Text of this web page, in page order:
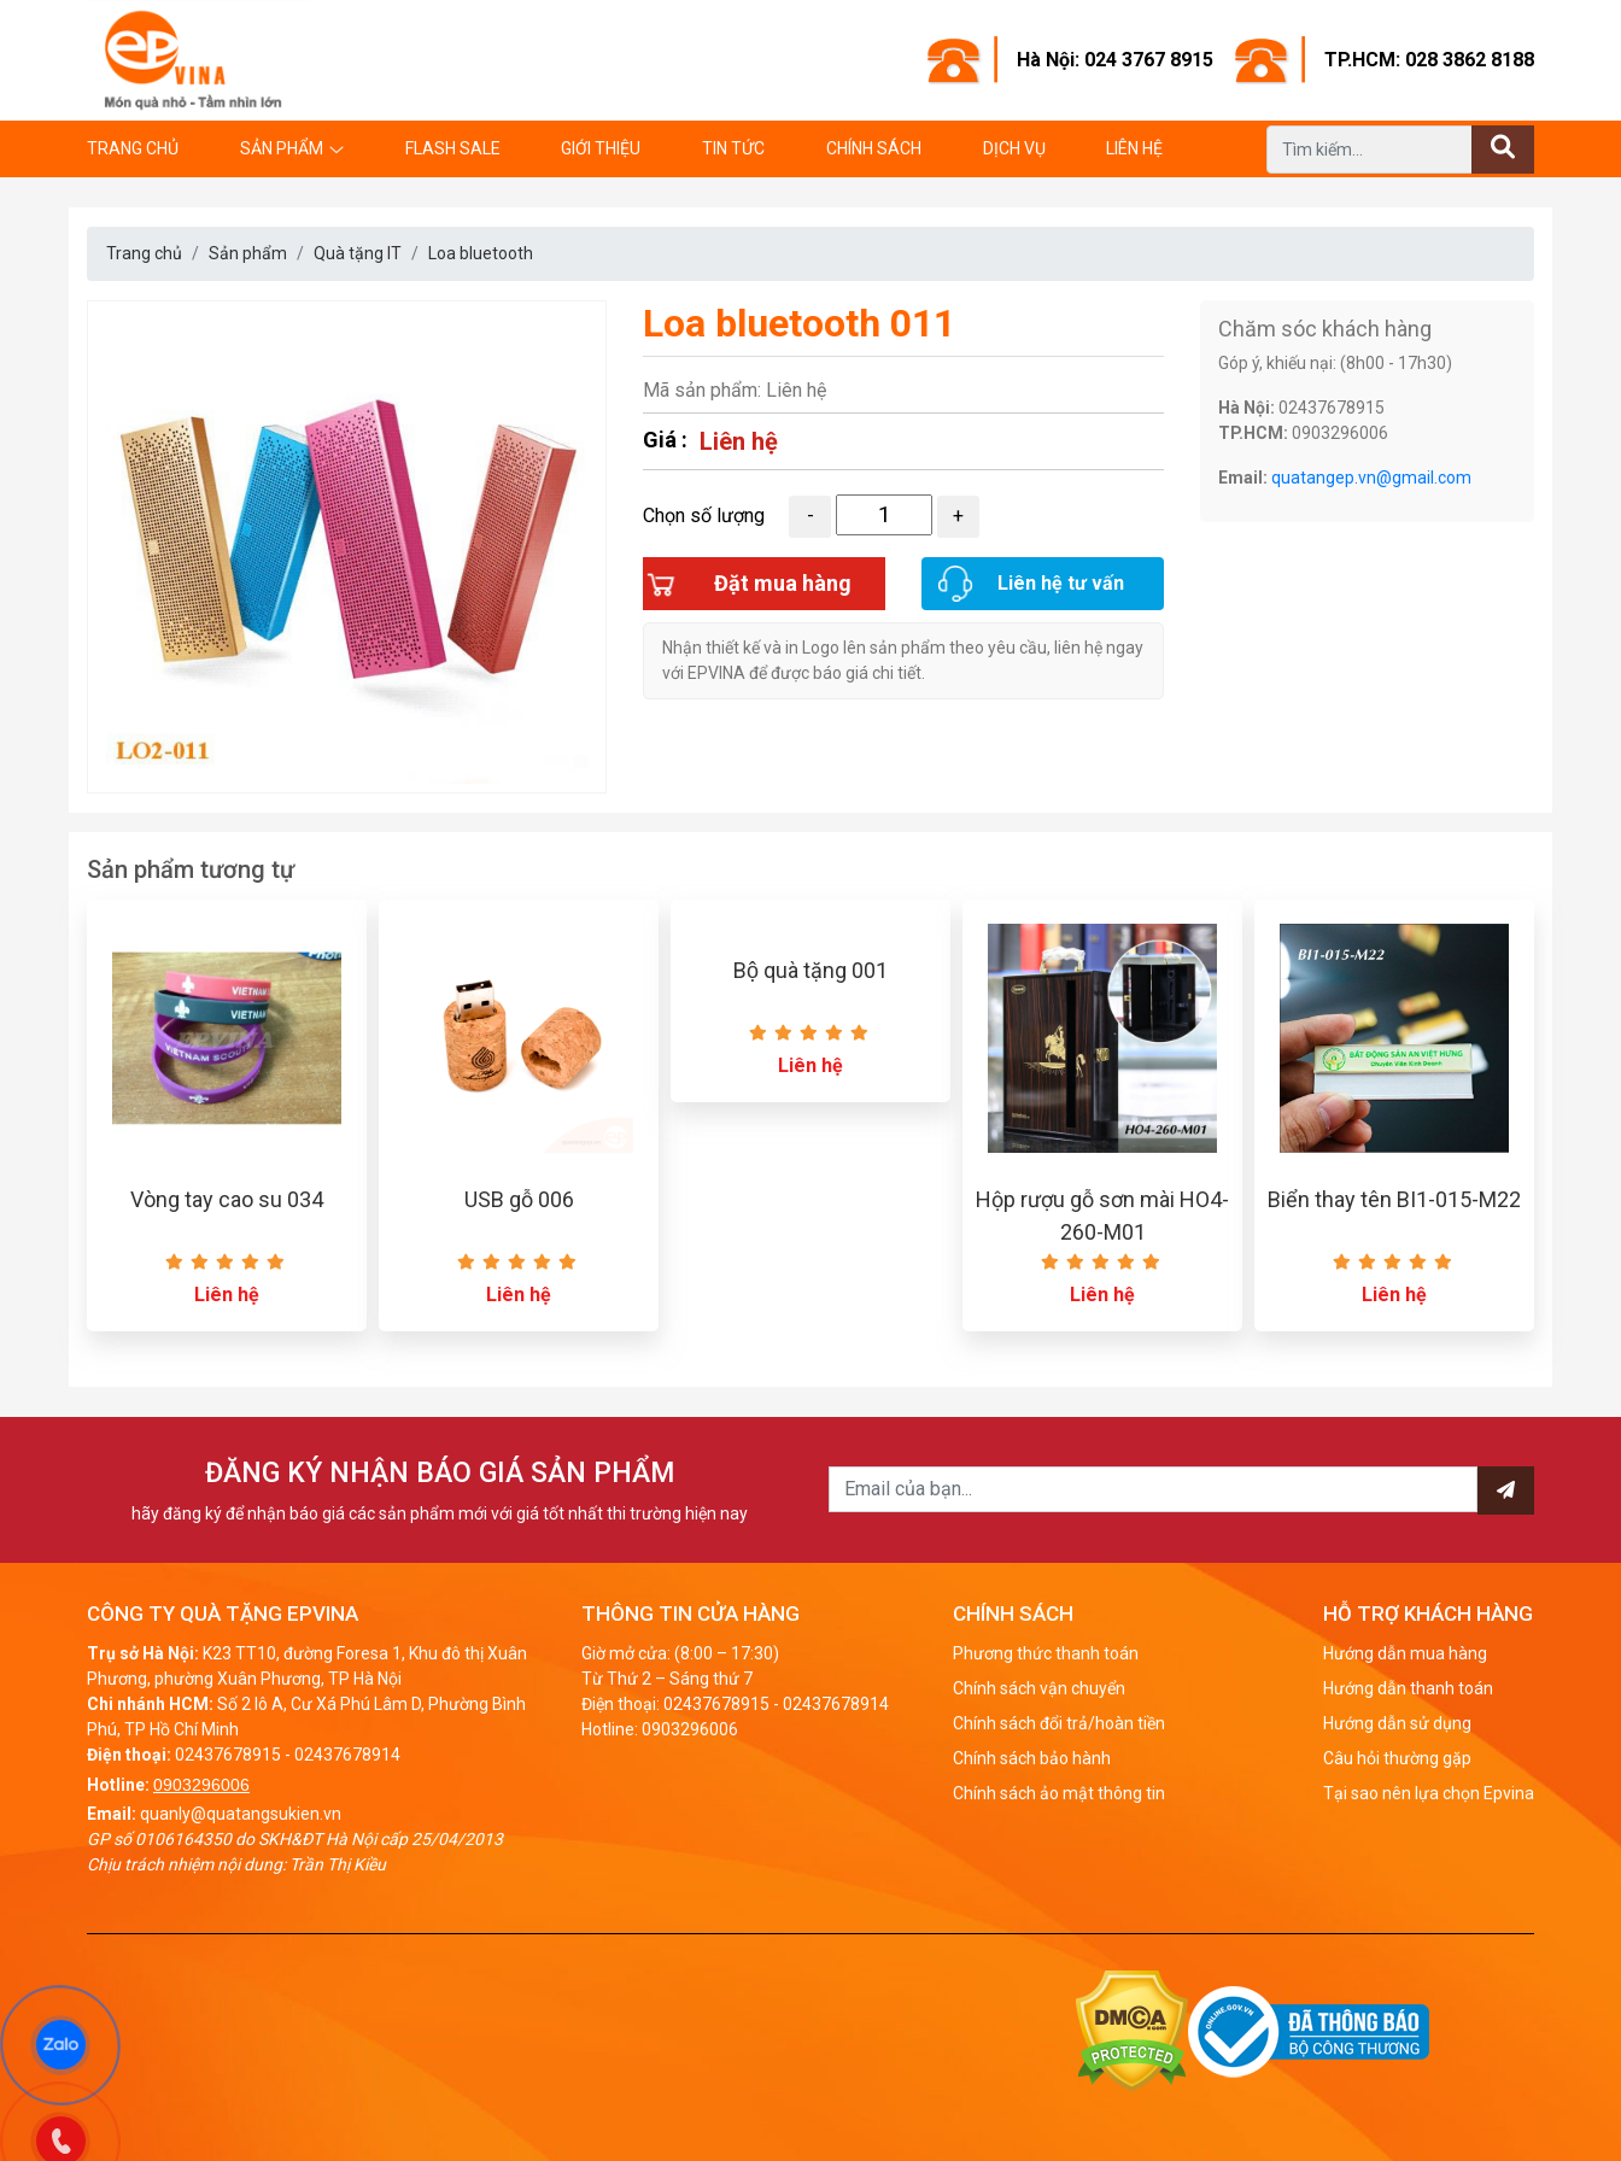
Hà Nội: 024 3767 8915 TP.HCM: 028 3862 8188
TRANG CHỦ SẢN PHẨM FLASH SALE GIỚI THIỆU TIN TỨC CHÍNH SÁCH DỊCH VỤ LIÊN HỆ
Trang chủ Sản phẩm Quà tặng IT Loa bluetooth
Loa bluetooth 011
Mã sản phẩm: Liên hệ
Giá : Liên hệ
Chọn số lượng
Đặt mua hàng Liên hệ tư vấn
Nhận thiết kế và in Logo lên sản phẩm theo yêu cầu, liên hệ ngay
với EPVINA để được báo giá chi tiết.
Chăm sóc khách hàng
Góp ý, khiếu nại: (8h00 - 17h30)
Hà Nội: 02437678915
TP.HCM: 0903296006
Email: quatangep.vn@gmail.com
Sản phẩm tương tự
Vòng tay cao su 034
Liên hệ
USB gỗ 006
Liên hệ
Bộ quà tặng 001
Liên hệ
Hộp rượu gỗ sơn mài HO4-
260-M01
Liên hệ
Biển thay tên BI1-015-M22
Liên hệ
ĐĂNG KÝ NHẬN BÁO GIÁ SẢN PHẨM
hãy đăng ký để nhận báo giá các sản phẩm mới với giá tốt nhất thi trường hiện nay
CÔNG TY QUÀ TẶNG EPVINA
Trụ sở Hà Nội: K23 TT10, đường Foresa 1, Khu đô thị Xuân
Phương, phường Xuân Phương, TP Hà Nội
Chi nhánh HCM: Số 2 lô A, Cư Xá Phú Lâm D, Phường Bình
Phú, TP Hồ Chí Minh
Điện thoại: 02437678915 - 02437678914
Hotline: 0903296006
Email: quanly@quatangsukien.vn
GP số 0106164350 do SKH&ĐT Hà Nội cấp 25/04/2013
Chịu trách nhiệm nội dung: Trần Thị Kiều
THÔNG TIN CỬA HÀNG
Giờ mở cửa: (8:00 – 17:30)
Từ Thứ 2 – Sáng thứ 7
Điện thoại: 02437678915 - 02437678914
Hotline: 0903296006
CHÍNH SÁCH
Phương thức thanh toán
Chính sách vận chuyển
Chính sách đổi trả/hoàn tiền
Chính sách bảo hành
Chính sách ảo mật thông tin
HỖ TRỢ KHÁCH HÀNG
Hướng dẫn mua hàng
Hướng dẫn thanh toán
Hướng dẫn sử dụng
Câu hỏi thường gặp
Tại sao nên lựa chọn Epvina